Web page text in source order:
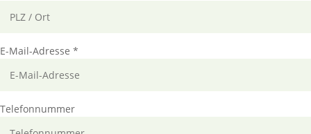
E-Mail-Adresse *
Telefonnummer